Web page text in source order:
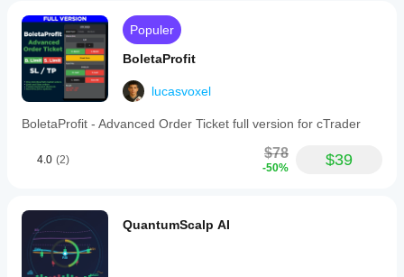
Populer
BoletaProfit
lucasvoxel
BoletaProfit - Advanced Order Ticket full version for cTrader
4.0 (2) $78
-50% $39
QuantumScalp AI